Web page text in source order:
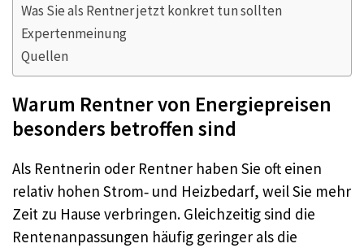
Was Sie als Rentner jetzt konkret tun sollten
Expertenmeinung
Quellen
Warum Rentner von Energiepreisen
besonders betroffen sind
Als Rentnerin oder Rentner haben Sie oft einen
relativ hohen Strom‑ und Heizbedarf, weil Sie mehr
Zeit zu Hause verbringen. Gleichzeitig sind die
Rentenanpassungen häufig geringer als die